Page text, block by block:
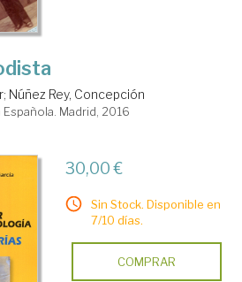
; Núñez Rey, Concepción
Madrid, 2016
30,00 €
Sin Stock. Disponible en
7/10 días.
COMPRAR